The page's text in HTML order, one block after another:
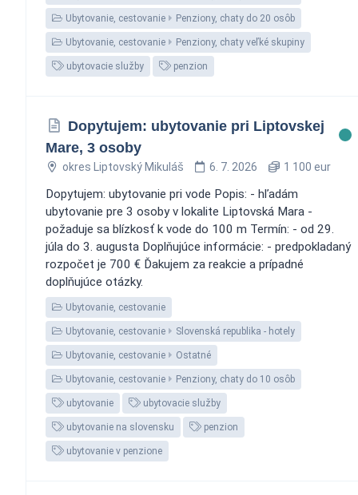
Ubytovanie, cestovanie Penziony, chaty do 20 osôb
Ubytovanie, cestovanie Penziony, chaty veľké skupiny
ubytovacie služby penzion
Dopytujem: ubytovanie pri Liptovskej
Mare, 3 osoby
okres Liptovský Mikuláš 6. 7. 2026 1 100 eur
Dopytujem: ubytovanie pri vode Popis: - hľadám
ubytovanie pre 3 osoby v lokalite Liptovská Mara -
požaduje sa blízkosť k vode do 100 m Termín: - od 29.
júla do 3. augusta Doplňujúce informácie: - predpokladaný
rozpočet je 700 € Ďakujem za reakcie a prípadné
doplňujúce otázky.
Ubytovanie, cestovanie
Ubytovanie, cestovanie Slovenská republika - hotely
Ubytovanie, cestovanie Ostatné
Ubytovanie, cestovanie Penziony, chaty do 10 osôb
ubytovanie ubytovacie služby
ubytovanie na slovensku penzion
ubytovanie v penzione